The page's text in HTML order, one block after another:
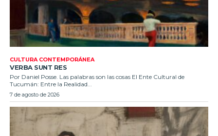
CULTURA CONTEMPORÁNEA
VERBA SUNT RES
Por Daniel Posse. Las palabras son las cosas El Ente Cultural de
Tucumán: Entre la Realidad...
7 de agosto de 2026